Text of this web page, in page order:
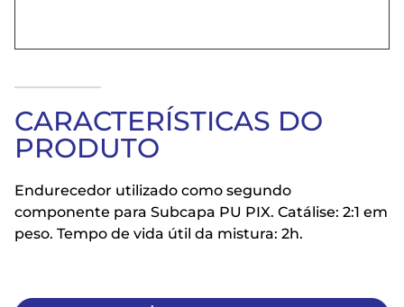
CARACTERÍSTICAS DO
PRODUTO
Endurecedor utilizado como segundo
componente para Subcapa PU PIX. Catálise: 2:1 em
peso. Tempo de vida útil da mistura: 2h.